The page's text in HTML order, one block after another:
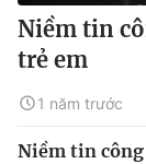
Niềm tin
trẻ em
1 năm trước
Niềm tin